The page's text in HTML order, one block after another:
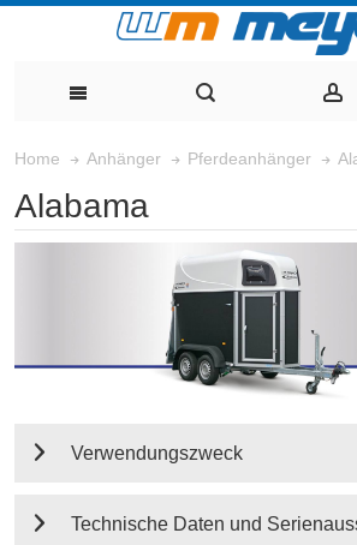
Home Anhänger Pferdeanhänger
Alabama
Verwendungszweck
Technische Daten und